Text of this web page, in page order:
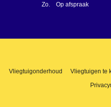
Zo. Op afspraak
Vliegtuigonderhoud Vliegtuigen te